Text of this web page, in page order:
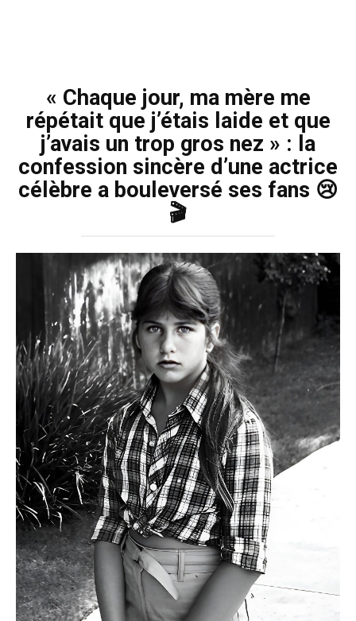
« Chaque jour, ma mère me
répétait que j’étais laide et que
j’avais un trop gros nez » : la
confession sincère d’une actrice
célèbre a bouleversé ses fans 😢
🎬